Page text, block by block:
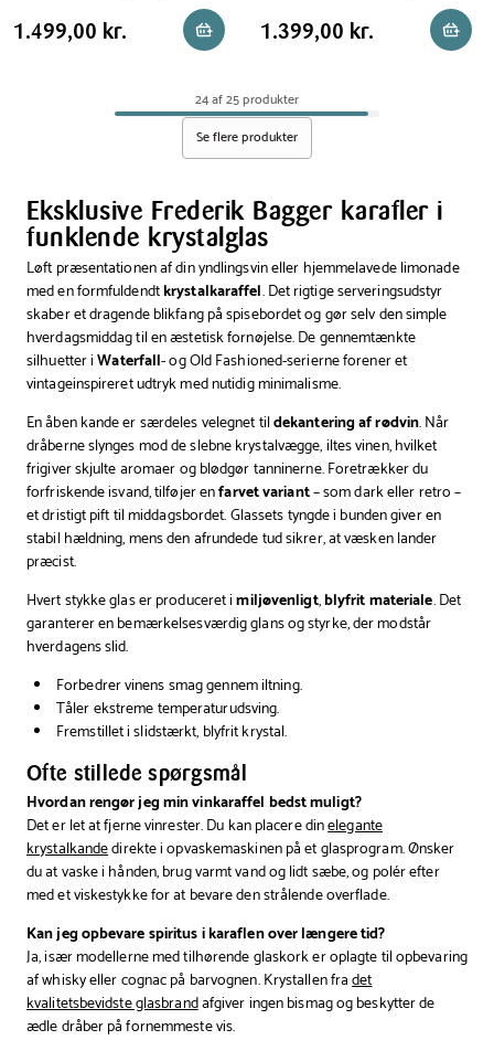
Frederik
Bagger
liter
Pris
Pris 1.499,00 kr.
1.499,00 kr. Læg i kurv
Frederik
Bagger
Old
Fashioned
karaffel
klar
liter
Pris
Pris 1.399,00 kr.
1.399,00 kr.
24 af 25 produkter
Se flere produkter
Eksklusive Frederik Bagger karafler i
funklende krystalglas
Løft præsentationen af din yndlingsvin eller hjemmelavede limonade
med en formfuldendtkrystalkaraffel. Det rigtige serveringsudstyr
skaber et dragende blikfang på spisebordet og gør selv den simple
hverdagsmiddag til en æstetisk fornøjelse. De gennemtænkte
silhuetter iWaterfall- og Old Fashioned-serierne forener et
vintageinspireret udtryk med nutidig minimalisme.
En åben kande er særdeles velegnet tildekantering af rødvin. Når
dråberne slynges mod de slebne krystalvægge, iltes vinen, hvilket
frigiver skjulte aromaer og blødgør tanninerne. Foretrækker du
forfriskende isvand, tilføjer enfarvet variant– som dark eller retro –
et dristigt pift til middagsbordet. Glassets tyngde i bunden giver en
stabil hældning, mens den afrundede tud sikrer, at væsken lander
præcist.
Hvert stykke glas er produceret imiljøvenligt,blyfrit materiale. Det
garanterer en bemærkelsesværdig glans og styrke, der modstår
hverdagens slid.
Forbedrer vinens smag gennem iltning.
Tåler ekstreme temperaturudsving.
Fremstillet i slidstærkt, blyfrit krystal.
Ofte stillede spørgsmål
Hvordan rengør jeg min vinkaraffel bedst muligt?
Det er let at fjerne vinrester. Du kan placere dinelegante
krystalkandedirekte i opvaskemaskinen på et glasprogram. Ønsker
du at vaske i hånden, brug varmt vand og lidt sæbe, og polér efter
med et viskestykke for at bevare den strålende overflade.
Kan jeg opbevare spiritus i karaflen over længere tid?
Ja, især modellerne med tilhørende glaskork er oplagte til opbevaring
af whisky eller cognac på barvognen. Krystallen fradet
kvalitetsbevidste glasbrandafgiver ingen bismag og beskytter de
ædle dråber på fornemmeste vis.